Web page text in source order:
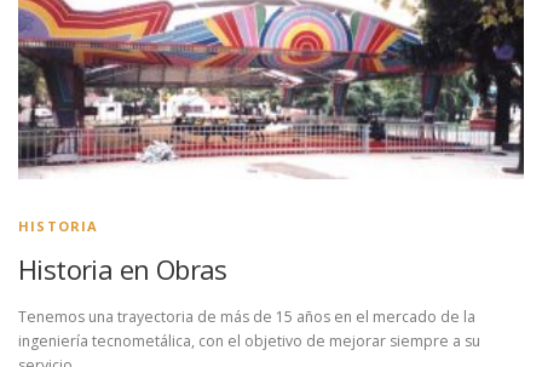
HISTORIA
Historia en Obras
Tenemos una trayectoria de más de 15 años en el mercado de la
ingeniería tecnometálica, con el objetivo de mejorar siempre a su